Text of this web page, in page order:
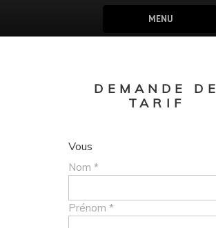
MENU
DEMANDE DE
TARIF
Vous
Nom *
Prénom *